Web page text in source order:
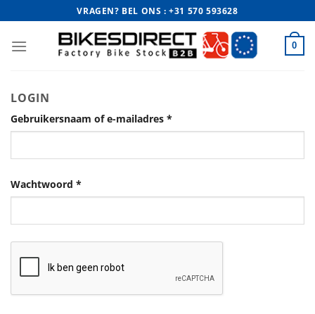
naar
inhoud
VRAGEN? BEL ONS : +31 570 593628
0
LOGIN
Gebruikersnaam of e-mailadres *
Wachtwoord *